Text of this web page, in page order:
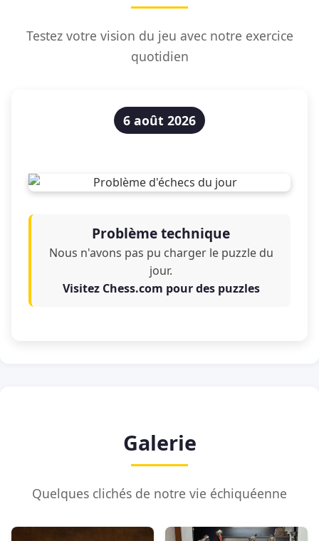
Testez votre vision du jeu avec notre exercice
quotidien
6 août 2026
Problème technique
Nous n'avons pas pu charger le puzzle du
jour.
Visitez Chess.com pour des puzzles
Galerie
Quelques clichés de notre vie échiquéenne